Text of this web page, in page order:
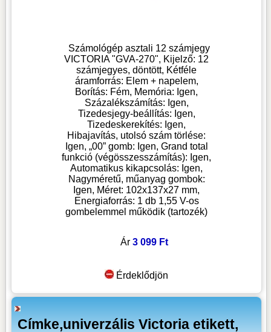
Számológép asztali 12 számjegy
VICTORIA "GVA-270", Kijelző: 12
számjegyes, döntött, Kétféle
áramforrás: Elem + napelem,
Borítás: Fém, Memória: Igen,
Százalékszámítás: Igen,
Tizedesjegy-beállítás: Igen,
Tizedeskerekítés: Igen,
Hibajavítás, utolsó szám törlése:
Igen, „00” gomb: Igen, Grand total
funkció (végösszesszámítás): Igen,
Automatikus kikapcsolás: Igen,
Nagyméretű, műanyag gombok:
Igen, Méret: 102x137x27 mm,
Energiaforrás: 1 db 1,55 V-os
gombelemmel működik (tartozék)
Ár3 099 Ft
Érdeklődjön
Címke,univerzális Victoria etikett,